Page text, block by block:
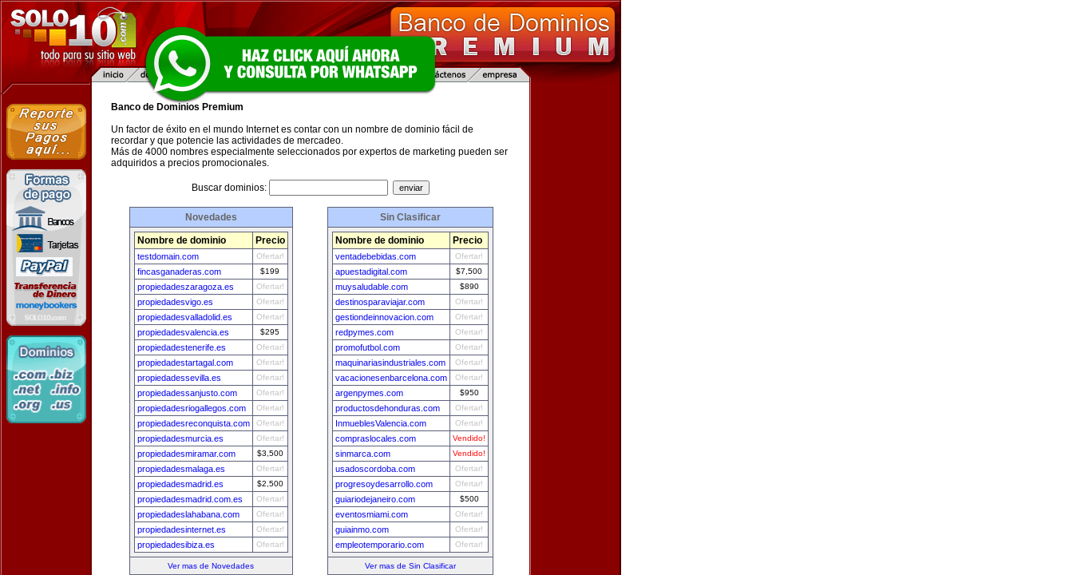
Banco de Dominios Premium
Un factor de éxito en el mundo Internet es contar con un nombre de dominio fácil de
recordar y que potencie las actividades de mercadeo.
Más de 4000 nombres especialmente seleccionados por expertos de marketing pueden ser
adquiridos a precios promocionales.
Buscar dominios:
Novedades
Nombre de dominio Precio
testdomain.com Ofertar!
fincasganaderas.com $199
propiedadeszaragoza.es Ofertar!
propiedadesvigo.es Ofertar!
propiedadesvalladolid.es Ofertar!
propiedadesvalencia.es $295
propiedadestenerife.es Ofertar!
propiedadestartagal.com Ofertar!
propiedadessevilla.es Ofertar!
propiedadessanjusto.com Ofertar!
propiedadesriogallegos.com Ofertar!
propiedadesreconquista.com Ofertar!
propiedadesmurcia.es Ofertar!
propiedadesmiramar.com $3,500
propiedadesmalaga.es Ofertar!
propiedadesmadrid.es $2,500
propiedadesmadrid.com.es Ofertar!
propiedadeslahabana.com Ofertar!
propiedadesinternet.es Ofertar!
propiedadesibiza.es Ofertar!
Ver mas de Novedades
Sin Clasificar
Nombre de dominio Precio
ventadebebidas.com Ofertar!
apuestadigital.com $7,500
muysaludable.com $890
destinosparaviajar.com Ofertar!
gestiondeinnovacion.com Ofertar!
redpymes.com Ofertar!
promofutbol.com Ofertar!
maquinariasindustriales.com Ofertar!
vacacionesenbarcelona.com Ofertar!
argenpymes.com $950
productosdehonduras.com Ofertar!
InmueblesValencia.com Ofertar!
compraslocales.com Vendido!
sinmarca.com Vendido!
usadoscordoba.com Ofertar!
progresoydesarrollo.com Ofertar!
guiariodejaneiro.com $500
eventosmiami.com Ofertar!
guiainmo.com Ofertar!
empleotemporario.com Ofertar!
Ver mas de Sin Clasificar